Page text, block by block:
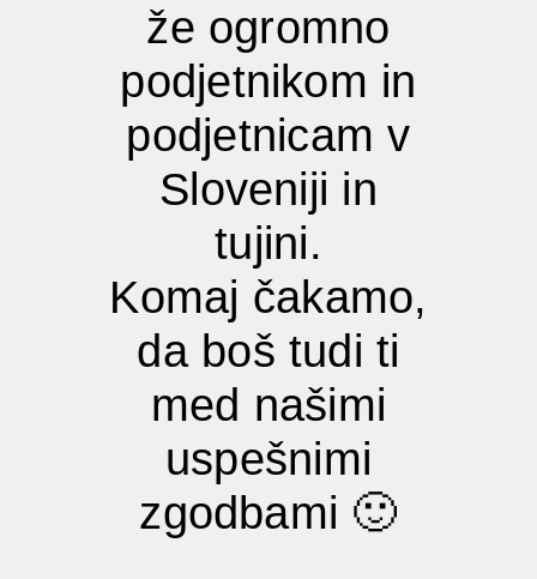
že ogromno
podjetnikom in
podjetnicam v
Sloveniji in
tujini.
Komaj čakamo,
da boš tudi ti
med našimi
uspešnimi
zgodbami 🙂